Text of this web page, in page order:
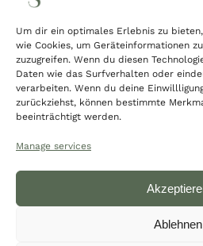
Um dir ein optimales Erlebnis zu
wie Cookies, um Geräteinformationen
zuzugreifen. Wenn du diesen
Daten wie das Surfverhalten oder
verarbeiten. Wenn du deine
zurückziehst, können bestimmte
beeinträchtigt werden.
Manage services
Ablehnen
Newsletter